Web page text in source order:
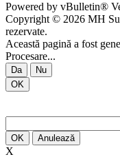
Powered by vBulletin®
Copyright © 2026 MH
rezervate.
Această pagină a fost
Procesare...
Da
Nu
OK
OK Anulează
X